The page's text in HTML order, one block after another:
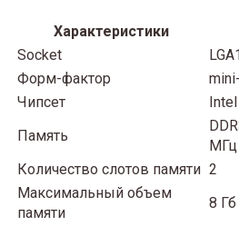
Характеристики
Socket
Форм-фактор
Чипсет
Память
МГц
Количество слотов памяти 2
Максимальный объем
памяти
8 Гб